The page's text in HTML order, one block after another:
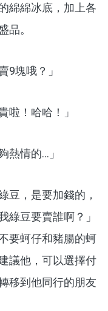
綿綿冰底，加上各
品。
塊哦？」
！哈哈！」
情的...」
，是要加錢的，
綠豆要賣誰啊？」
要蚵仔和豬腸的蚵
議他，可以選擇付
移到他同行的朋友